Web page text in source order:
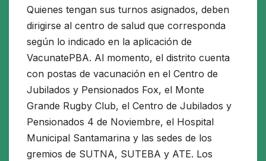
Quienes tengan sus turnos asignados, deben
dirigirse al centro de salud que corresponda
según lo indicado en la aplicación de
VacunatePBA. Al momento, el distrito cuenta
con postas de vacunación en el Centro de
Jubilados y Pensionados Fox, el Monte
Grande Rugby Club, el Centro de Jubilados y
Pensionados 4 de Noviembre, el Hospital
Municipal Santamarina y las sedes de los
gremios de SUTNA, SUTEBA y ATE. Los